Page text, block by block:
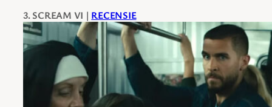
3. SCREAM VI | RECENSIE